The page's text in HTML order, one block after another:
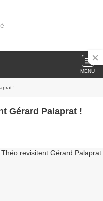
MENU
!
Gérard Palaprat !